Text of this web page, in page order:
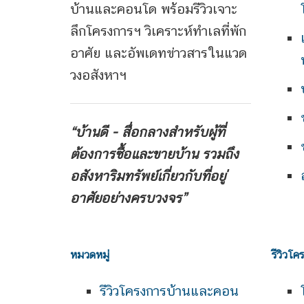
บ้านและคอนโด พร้อมรีวิวเจาะ
ลึกโครงการฯ วิเคราะห์ทำเลที่พัก
อาศัย และอัพเดทข่าวสารในแวด
วงอสังหาฯ
“บ้านดี - สื่อกลางสำหรับผู้ที่
ต้องการซื้อและขายบ้าน รวมถึง
อสังหาริมทรัพย์เกี่ยวกับที่อยู่
อาศัยอย่างครบวงจร”
หมวดหมู่
รีวิวโครงการบ้านและคอน
รีวิวโค